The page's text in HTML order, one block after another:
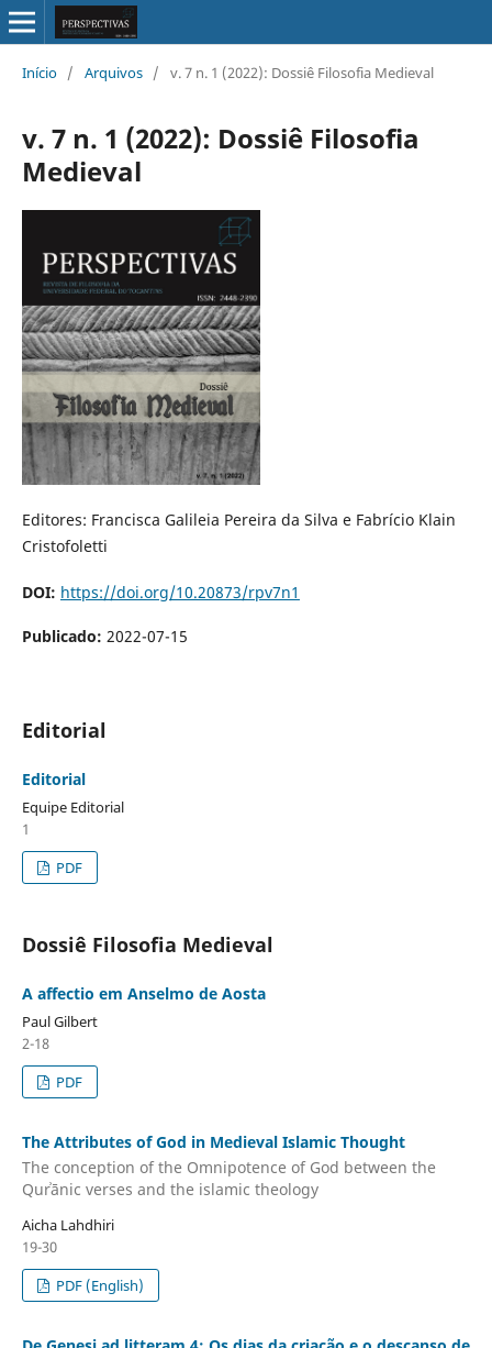
Início / Arquivos / v. 7 n. 1 (2022): Dossiê Filosofia Medieval
v. 7 n. 1 (2022): Dossiê Filosofia
Medieval
Editores: Francisca Galileia Pereira da Silva e Fabrício Klain
Cristofoletti
DOI: https://doi.org/10.20873/rpv7n1
Publicado: 2022-07-15
Editorial
Editorial
Equipe Editorial
1
PDF
Dossiê Filosofia Medieval
A affectio em Anselmo de Aosta
Paul Gilbert
2-18
PDF
The Attributes of God in Medieval Islamic Thought
The conception of the Omnipotence of God between the
Qurʾānic verses and the islamic theology
Aicha Lahdhiri
19-30
PDF (English)